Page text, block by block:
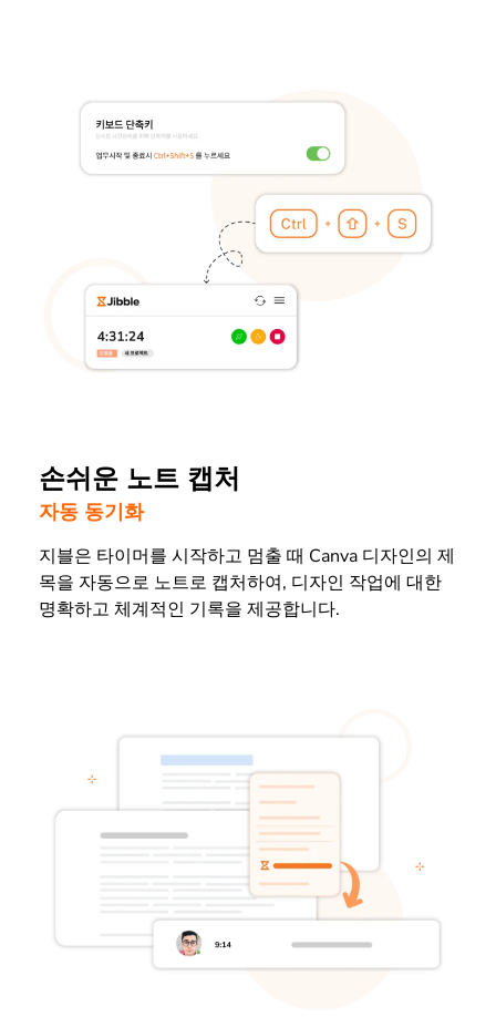
손쉬운 노트 캡처
자동 동기화
지블은 타이머를 시작하고 멈출 때 Canva 디자인의 제
목을 자동으로 노트로 캡처하여, 디자인 작업에 대한
명확하고 체계적인 기록을 제공합니다.